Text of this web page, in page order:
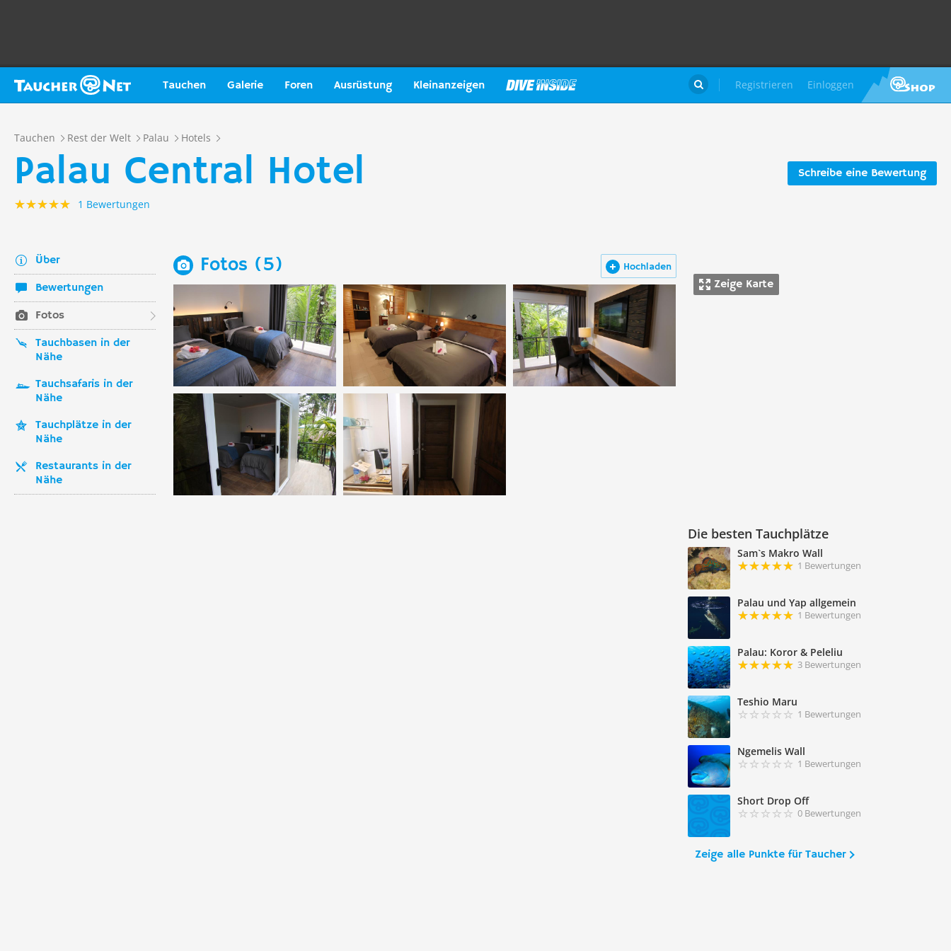
Tauchen Galerie Foren Ausrüstung Kleinanzeigen Registrieren Einloggen

Tauchen Rest der Welt Palau Hotels
Schreibe eine Bewertung
Palau Central Hotel
1 Bewertungen
Über
Bewertungen
Fotos
Tauchbasen in der
Nähe
Tauchsafaris in der
Nähe
Tauchplätze in der
Nähe
Restaurants in der
Nähe
Zeige Karte
Die besten Tauchplätze
Sam`s Makro Wall
1 Bewertungen
Palau und Yap allgemein
1 Bewertungen
Palau: Koror & Peleliu
3 Bewertungen
Teshio Maru
1 Bewertungen
Ngemelis Wall
1 Bewertungen
Short Drop Off
0 Bewertungen
Zeige alle Punkte für Taucher
Hochladen
Fotos (5)